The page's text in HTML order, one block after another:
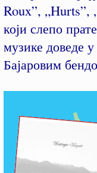
Roux”, „Hurts”,
који слепо
музике доведе
Бајаровим